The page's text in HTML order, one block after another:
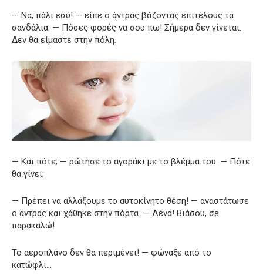
— Να, πάλι εσύ! — είπε ο άντρας βάζοντας επιτέλους τα
σανδάλια. — Πόσες φορές να σου πω! Σήμερα δεν γίνεται.
Δεν θα είμαστε στην πόλη.
— Και πότε; — ρώτησε το αγοράκι με το βλέμμα του. — Πότε
θα γίνει;
— Πρέπει να αλλάξουμε το αυτοκίνητο θέση! — αναστάτωσε
ο άντρας και χάθηκε στην πόρτα. — Λένα! Βιάσου, σε
παρακαλώ!
Το αεροπλάνο δεν θα περιμένει! — φώναξε από το
κατώφλι…